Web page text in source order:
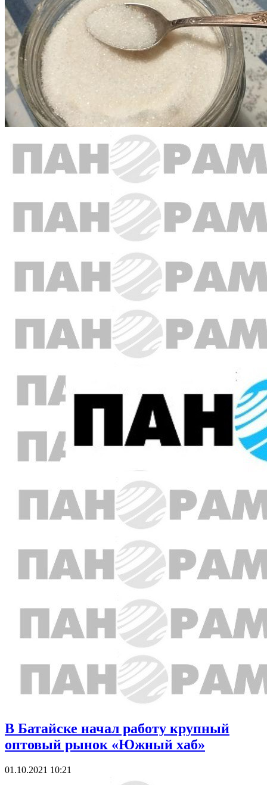
В Батайске начал работу крупный
оптовый рынок «Южный хаб»
01.10.2021 10:21